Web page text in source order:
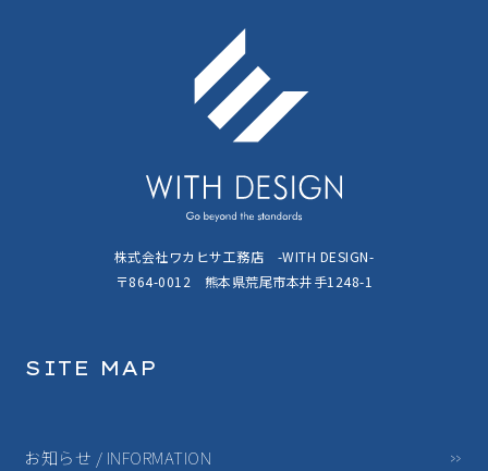
株式会社ワカヒサ工務店 -WITH DESIGN-
〒864-0012 熊本県荒尾市本井手1248-1
SITE MAP
お知らせ / INFORMATION